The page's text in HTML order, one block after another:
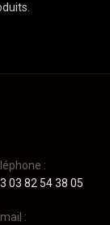
:
03 82 54 38 05
: